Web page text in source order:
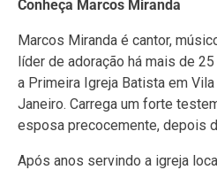
Conheça Marcos Miranda
Marcos Miranda é cantor,
líder de adoração há mais de
a Primeira Igreja Batista em Vila
Janeiro. Carrega um forte
esposa precocemente, depois
Após anos servindo a igreja